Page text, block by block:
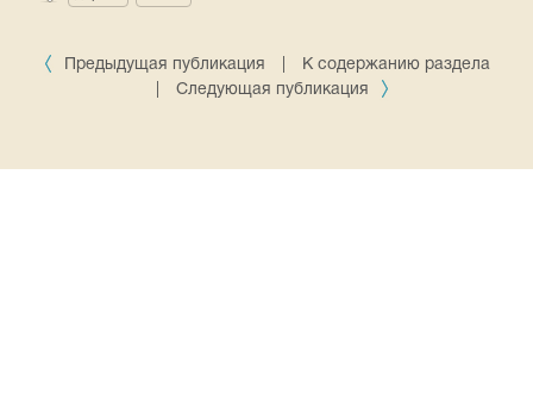
Предыдущая публикация
К содержанию раздела
Следующая публикация